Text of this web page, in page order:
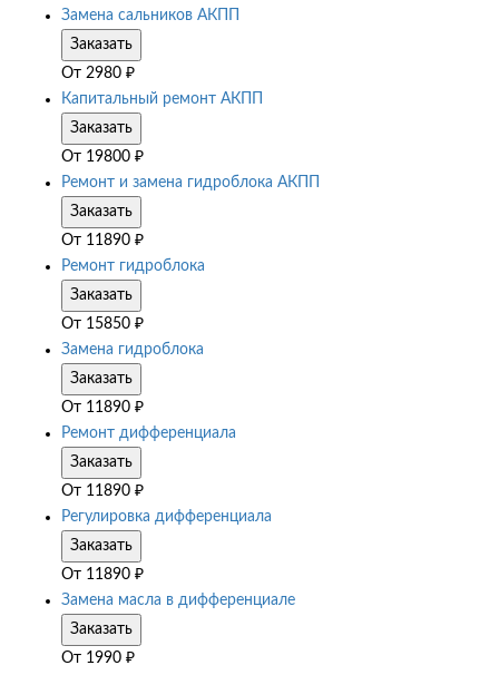
Замена сальников АКПП
Заказать
От 2980 ₽
Капитальный ремонт АКПП
Заказать
От 19800 ₽
Ремонт и замена гидроблока АКПП
Заказать
От 11890 ₽
Ремонт гидроблока
Заказать
От 15850 ₽
Замена гидроблока
Заказать
От 11890 ₽
Ремонт дифференциала
Заказать
От 11890 ₽
Регулировка дифференциала
Заказать
От 11890 ₽
Замена масла в дифференциале
Заказать
От 1990 ₽